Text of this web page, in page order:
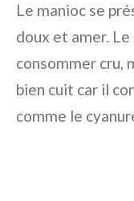
Le manioc se
doux et amer.
consommer cru,
bien cuit car il
comme le